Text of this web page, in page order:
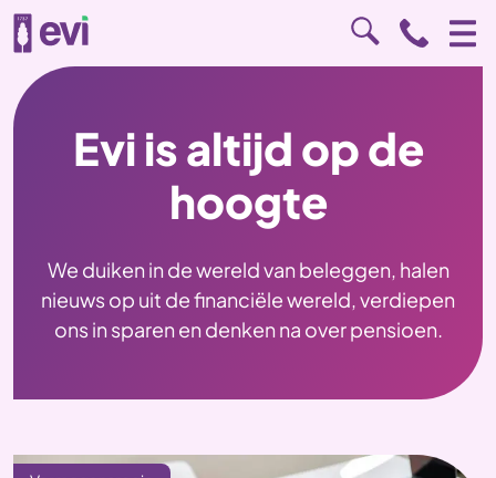
Evi is altijd op de
hoogte
We duiken in de wereld van beleggen, halen
nieuws op uit de financiële wereld, verdiepen
ons in sparen en denken na over pensioen.